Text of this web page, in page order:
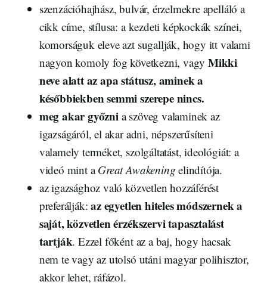
szenzációhajhász, bulvár, érzelmekre apelláló a
cikk címe, stílusa: a kezdeti képkockák színei,
komorságuk eleve azt sugallják, hogy itt valami
nagyon komoly fog következni, vagyMikki
neve alatt az apa státusz, aminek a
későbbiekben semmi szerepe nincs.
meg akar győzni a szöveg valaminek az
igazságáról, el akar adni, népszerűsíteni
valamely terméket, szolgáltatást, ideológiát: a
videó mint aGreat Awakeningelindítója.
az igazsághoz való közvetlen hozzáférést
preferálják:az egyetlen hiteles módszernek a
saját, közvetlen érzékszervi tapasztalást
tartják. Ezzel főként az a baj, hogy hacsak
nem te vagy az utolsó utáni magyar polihisztor,
akkor lehet, ráfázol.